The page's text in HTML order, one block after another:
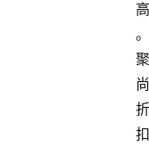
高
。
聚
尚
折
扣